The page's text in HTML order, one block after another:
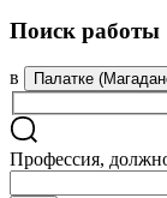
Поиск работы
в Палатке
Профессия,